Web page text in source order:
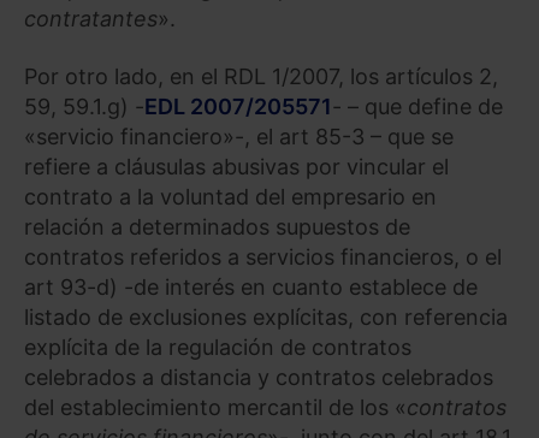
contratantes».
Por otro lado, en el RDL 1/2007, los artículos 2,
59, 59.1.g) -EDL 2007/205571- – que define de
«servicio financiero»-, el art 85-3 – que se
refiere a cláusulas abusivas por vincular el
contrato a la voluntad del empresario en
relación a determinados supuestos de
contratos referidos a servicios financieros, o el
art 93-d) -de interés en cuanto establece de
listado de exclusiones explícitas, con referencia
explícita de la regulación de contratos
celebrados a distancia y contratos celebrados
del establecimiento mercantil de los «contratos